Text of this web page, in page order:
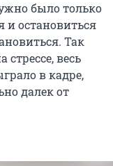
было только
и остановиться
Так
весь
в кадре,
далек от